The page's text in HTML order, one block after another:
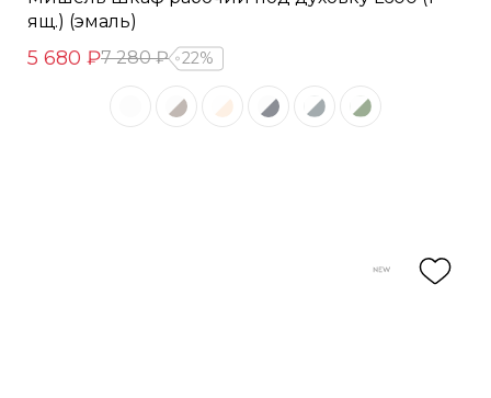
ящ.) (эмаль)
5 680 ₽7 280 ₽ 22%